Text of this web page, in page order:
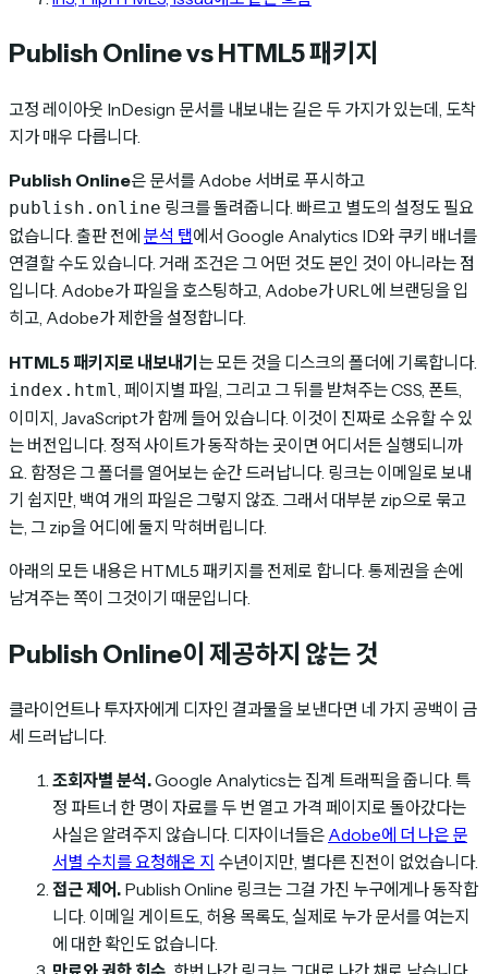
Publish Online vs HTML5 패키지
고정 레이아웃 InDesign 문서를 내보내는 길은 두 가지가 있는데, 도착
지가 매우 다릅니다.
Publish Online은 문서를 Adobe 서버로 푸시하고
publish.online 링크를 돌려줍니다. 빠르고 별도의 설정도 필요
없습니다. 출판 전에 분석 탭에서 Google Analytics ID와 쿠키 배너를
연결할 수도 있습니다. 거래 조건은 그 어떤 것도 본인 것이 아니라는 점
입니다. Adobe가 파일을 호스팅하고, Adobe가 URL에 브랜딩을 입
히고, Adobe가 제한을 설정합니다.
HTML5 패키지로 내보내기 는 모든 것을 디스크의 폴더에 기록합니다.
index.html , 페이지별 파일, 그리고 그 뒤를 받쳐주는 CSS, 폰트,
이미지, JavaScript가 함께 들어 있습니다. 이것이 진짜로 소유할 수 있
는 버전입니다. 정적 사이트가 동작하는 곳이면 어디서든 실행되니까
요. 함정은 그 폴더를 열어보는 순간 드러납니다. 링크는 이메일로 보내
기 쉽지만, 백여 개의 파일은 그렇지 않죠. 그래서 대부분 zip으로 묶고
는, 그 zip을 어디에 둘지 막혀버립니다.
아래의 모든 내용은 HTML5 패키지를 전제로 합니다. 통제권을 손에
남겨주는 쪽이 그것이기 때문입니다.
Publish Online이 제공하지 않는 것
클라이언트나 투자자에게 디자인 결과물을 보낸다면 네 가지 공백이 금
세 드러납니다.
조회자별 분석.Google Analytics는 집계 트래픽을 줍니다. 특
정 파트너 한 명이 자료를 두 번 열고 가격 페이지로 돌아갔다는
사실은 알려주지 않습니다. 디자이너들은 Adobe에 더 나은 문
서별 수치를 요청해온 지 수년이지만, 별다른 진전이 없었습니다.
접근 제어. Publish Online 링크는 그걸 가진 누구에게나 동작합
니다. 이메일 게이트도, 허용 목록도, 실제로 누가 문서를 여는지
에 대한 확인도 없습니다.